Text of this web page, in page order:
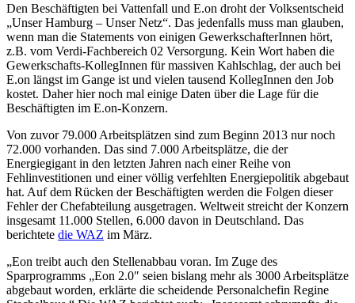
Den Beschäftigten bei Vattenfall und E.on droht der Volksentscheid
„Unser Hamburg – Unser Netz“. Das jedenfalls muss man glauben,
wenn man die Statements von einigen GewerkschafterInnen hört,
z.B. vom Verdi-Fachbereich 02 Versorgung. Kein Wort haben die
Gewerkschafts-KollegInnen für massiven Kahlschlag, der auch bei
E.on längst im Gange ist und vielen tausend KollegInnen den Job
kostet. Daher hier noch mal einige Daten über die Lage für die
Beschäftigten im E.on-Konzern.
Von zuvor 79.000 Arbeitsplätzen sind zum Beginn 2013 nur noch
72.000 vorhanden. Das sind 7.000 Arbeitsplätze, die der
Energiegigant in den letzten Jahren nach einer Reihe von
Fehlinvestitionen und einer völlig verfehlten Energiepolitik abgebaut
hat. Auf dem Rücken der Beschäftigten werden die Folgen dieser
Fehler der Chefabteilung ausgetragen. Weltweit streicht der Konzern
insgesamt 11.000 Stellen, 6.000 davon in Deutschland. Das
berichtete die WAZ im März.
„Eon treibt auch den Stellenabbau voran. Im Zuge des
Sparprogramms „Eon 2.0″ seien bislang mehr als 3000 Arbeitsplätze
abgebaut worden, erklärte die scheidende Personalchefin Regine